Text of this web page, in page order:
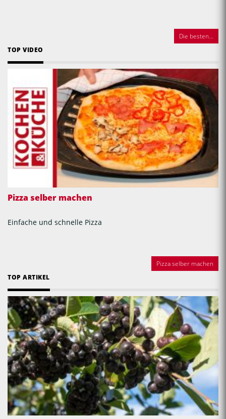
Die besten...
TOP VIDEO
Pizza selber machen
Einfache und schnelle Pizza
Pizza selber machen
TOP ARTIKEL